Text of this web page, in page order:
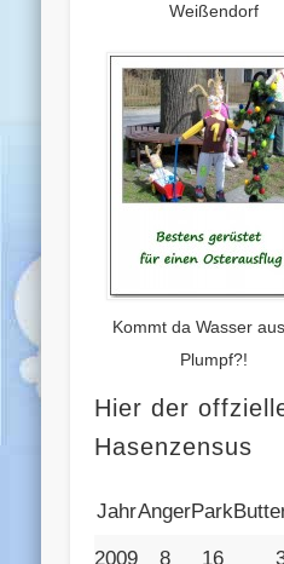
Weißendorf
Kommt da Wasser
Plumpf?!
Hier der
Hasenzensus
JahrAngerPark
2009 8 16